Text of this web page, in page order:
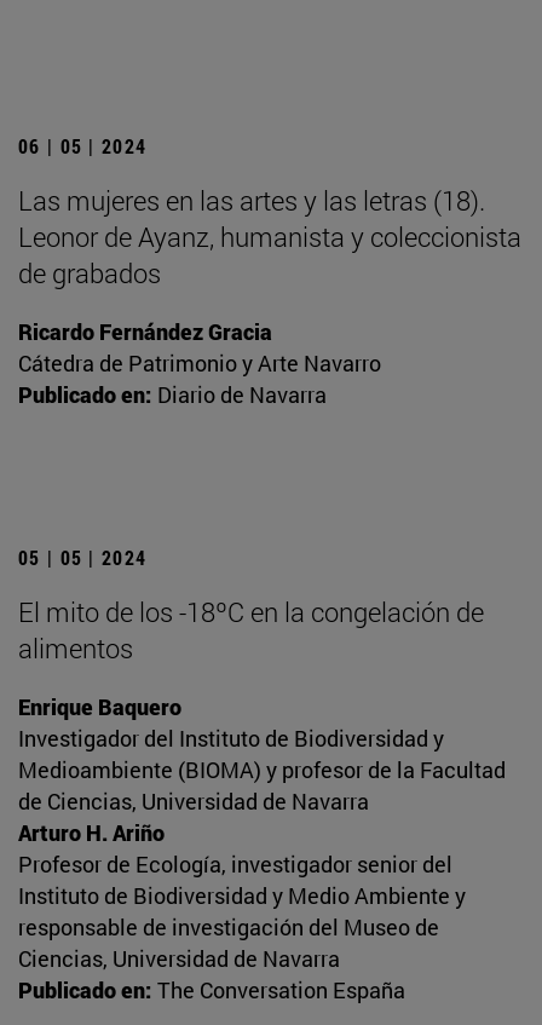
06 | 05 | 2024
Las mujeres en las artes y las letras (18).
Leonor de Ayanz, humanista y coleccionista
de grabados
Ricardo Fernández Gracia
Cátedra de Patrimonio y Arte Navarro
Publicado en: Diario de Navarra
05 | 05 | 2024
El mito de los -18ºC en la congelación de
alimentos
Enrique Baquero
Investigador del Instituto de Biodiversidad y
Medioambiente (BIOMA) y profesor de la Facultad
de Ciencias, Universidad de Navarra
Arturo H. Ariño
Profesor de Ecología, investigador senior del
Instituto de Biodiversidad y Medio Ambiente y
responsable de investigación del Museo de
Ciencias, Universidad de Navarra
Publicado en: The Conversation España